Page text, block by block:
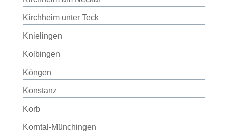
Kirchheim unter Teck
Knielingen
Kolbingen
Köngen
Konstanz
Korb
Korntal-Münchingen